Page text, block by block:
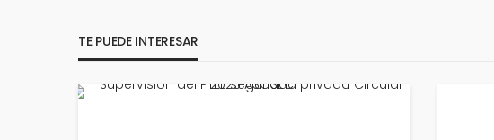
TE PUEDE INTERESAR